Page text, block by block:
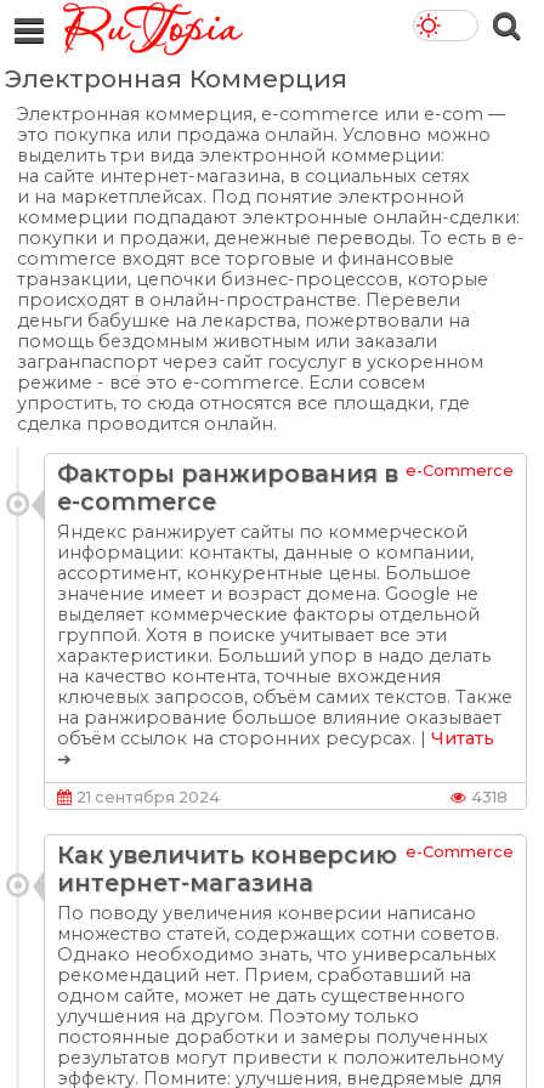
Электронная Коммерция
Электронная коммерция, e-commerce или e-com —
это покупка или продажа онлайн. Условно можно
выделить три вида электронной коммерции:
на сайте интернет-магазина, в социальных сетях
и на маркетплейсах. Под понятие электронной
коммерции подпадают электронные онлайн-сделки:
покупки и продажи, денежные переводы. То есть в e-
commerce входят все торговые и финансовые
транзакции, цепочки бизнес-процессов, которые
происходят в онлайн-пространстве. Перевели
деньги бабушке на лекарства, пожертвовали на
помощь бездомным животным или заказали
загранпаспорт через сайт госуслуг в ускоренном
режиме - всё это e-commerce. Если совсем
упростить, то сюда относятся все площадки, где
сделка проводится онлайн.
e-Commerce
Факторы ранжирования в
e-commerce
Яндекс ранжирует сайты по коммерческой
информации: контакты, данные о компании,
ассортимент, конкурентные цены. Большое
значение имеет и возраст домена. Google не
выделяет коммерческие факторы отдельной
группой. Хотя в поиске учитывает все эти
характеристики. Больший упор в надо делать
на качество контента, точные вхождения
ключевых запросов, объём самих текстов. Также
на ранжирование большое влияние оказывает
объём ссылок на сторонних ресурсах. |Читать
➔
21 сентября 2024 4318
e-Commerce
Как увеличить конверсию
интернет-магазина
По поводу увеличения конверсии написано
множество статей, содержащих сотни советов.
Однако необходимо знать, что универсальных
рекомендаций нет. Прием, сработавший на
одном сайте, может не дать существенного
улучшения на другом. Поэтому только
постоянные доработки и замеры полученных
результатов могут привести к положительному
эффекту. Помните: улучшения, внедряемые для